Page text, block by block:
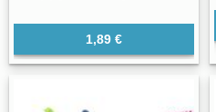
1,89 €